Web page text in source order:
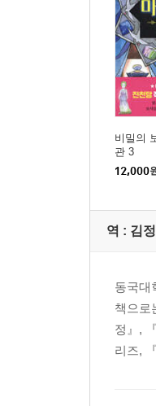
비밀의
관 3
12,000
역 : 김
동국대
책으로
정』,
리즈,